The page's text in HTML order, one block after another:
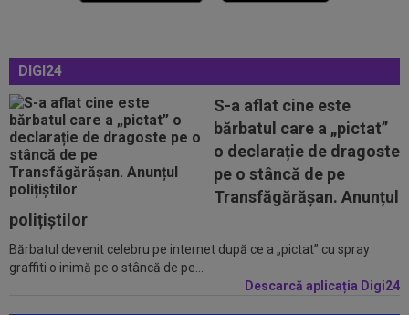
DIGI24
S-a aflat cine este
bărbatul care a „pictat”
o declarație de dragoste
pe o stâncă de pe
Transfăgărășan. Anunțul
polițiștilor
Bărbatul devenit celebru pe internet după ce a „pictat” cu spray
graffiti o inimă pe o stâncă de pe...
Descarcă aplicația Digi24
18:00 LIVE VIDEO&SCORE
Unirea Slobozia - Gloria
Bistrița 0-0, ACUM, DGS 1. Programul complet al
etapei...
17:59
A început "showul" la Real Madrid: Mourinho,
enervat la culme de Florentino...
17:59
Cristi Chivu a ”dat alarma”! Mesaj ferm pentru
conducerea de la Inter, înainte...
18:36 OFICIAL
Franco Mastantuono a semnat cu
Fiorentina!